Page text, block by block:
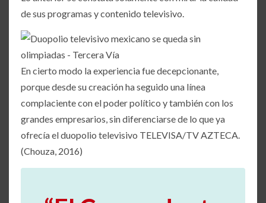
de sus programas y contenido televisivo.
En cierto modo la experiencia fue decepcionante,
porque desde su creación ha seguido una línea
complaciente con el poder político y también con los
grandes empresarios, sin diferenciarse de lo que ya
ofrecía el duopolio televisivo TELEVISA/TV AZTECA.
(Chouza, 2016)